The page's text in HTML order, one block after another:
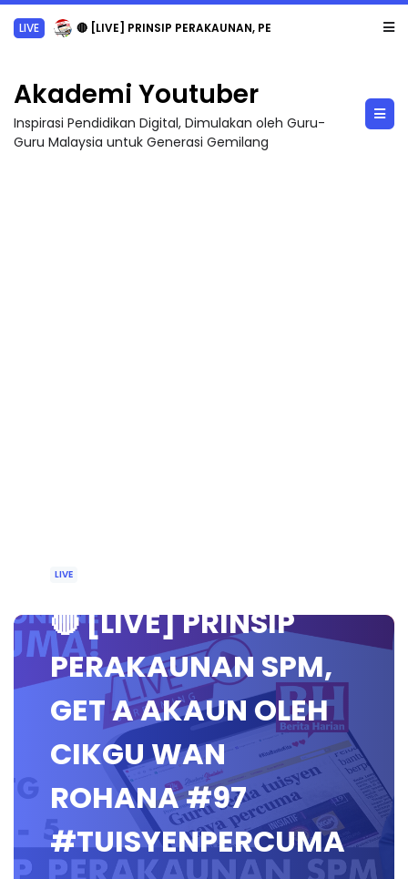
LIVE 🔴 [LIVE] PRINSIP PERAKAUNAN, PECUT SKOR SOALAN 1 TRIAL OLEH CIKGU WAN...
Akademi Youtuber
Inspirasi Pendidikan Digital, Dimulakan oleh Guru-
Guru Malaysia untuk Generasi Gemilang
LIVE
🔴 [LIVE] PRINSIP
PERAKAUNAN SPM,
GET A AKAUN OLEH
CIKGU WAN
ROHANA #97
#TUISYENPERCUMA